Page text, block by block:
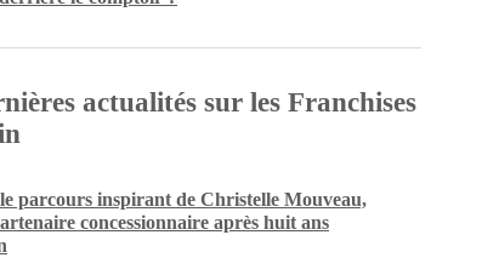
actualités sur les Franchises
parcours inspirant de Christelle Mouveau,
concessionnaire après huit ans